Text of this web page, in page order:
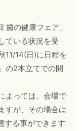
の健康フェア」
ている状況を受
11/14(日)に日程を
の2本立てでの開
よっては、会場で
すが、その場合は
する事ができます